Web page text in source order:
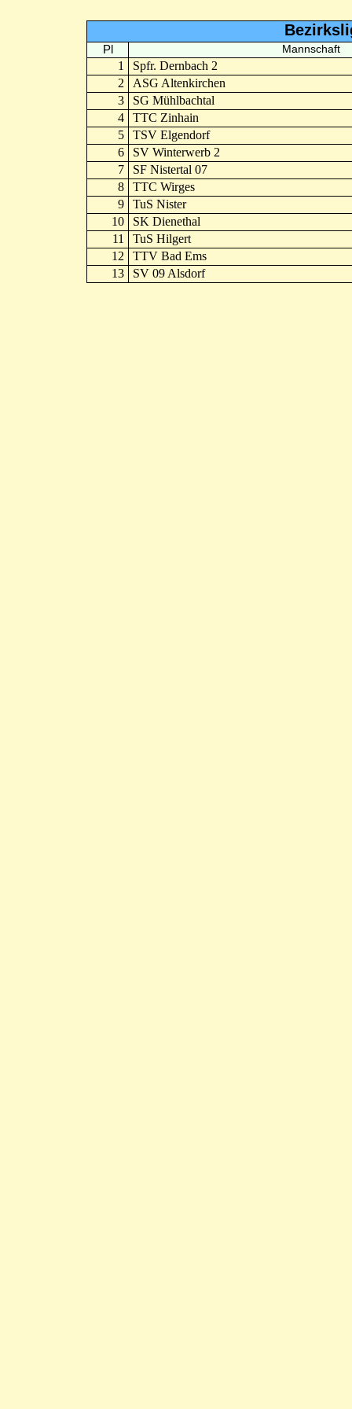
Pl Mannschaft
1
Spfr. Dernbach 2
2
ASG Altenkirchen
3
SG Mühlbachtal
4
TTC Zinhain
5
TSV Elgendorf
6
SV Winterwerb 2
7
SF Nistertal 07
8
TTC Wirges
9
TuS Nister
10
SK Dienethal
11
TuS Hilgert
12
TTV Bad Ems
13
SV 09 Alsdorf